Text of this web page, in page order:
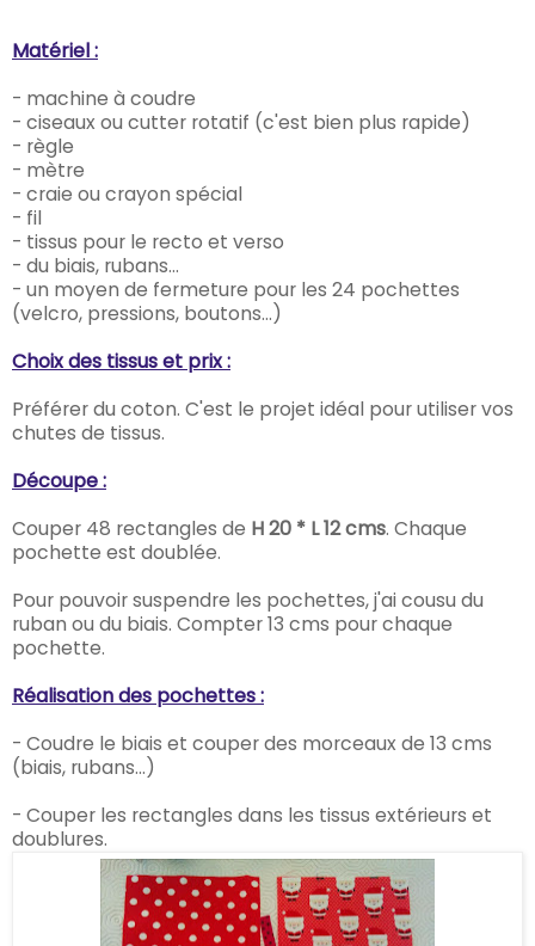
Matériel :
- machine à coudre
- ciseaux ou cutter rotatif (c'est bien plus rapide)
- règle
- mètre
- craie ou crayon spécial
- fil
- tissus pour le recto et verso
- du biais, rubans...
- un moyen de fermeture pour les 24 pochettes
(velcro, pressions, boutons...)
Choix des tissus et prix :
Préférer du coton. C'est le projet idéal pour utiliser vos
chutes de tissus.
Découpe :
Couper 48 rectangles de H 20 * L 12 cms. Chaque
pochette est doublée.
Pour pouvoir suspendre les pochettes, j'ai cousu du
ruban ou du biais. Compter 13 cms pour chaque
pochette.
Réalisation des pochettes :
- Coudre le biais et couper des morceaux de 13 cms
(biais, rubans...)
- Couper les rectangles dans les tissus extérieurs et
doublures.